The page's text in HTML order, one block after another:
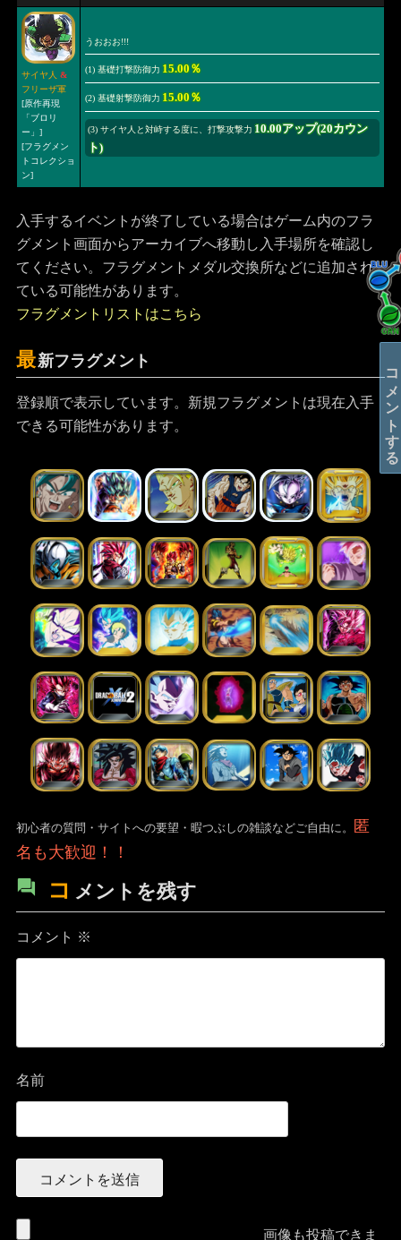
サイヤ人 &
フリーザ軍
[原作再現
「ブロリ
ー」]
[フラグメン
トコレクショ
ン]
うおおお!!!
(1) 基礎打撃防御力 15.00％
(2) 基礎射撃防御力 15.00％
(3) サイヤ人と対峙する度に、打撃攻撃力 10.00アップ(20カウン
ト)
入手するイベントが終了している場合はゲーム内のフラ
グメント画面からアーカイブへ移動し入手場所を確認し
てください。フラグメントメダル交換所などに追加され
ている可能性があります。
フラグメントリストはこちら
最新フラグメント
登録順で表示しています。新規フラグメントは現在入手
できる可能性があります。
初心者の質問・サイトへの要望・暇つぶしの雑談などご自由に。
匿
名も大歓迎！！
コ メントを残す
コメント ※
名前
画像も投稿できま
コメントする